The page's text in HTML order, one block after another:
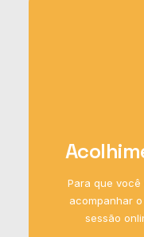
Para que
acompanhar
sessão